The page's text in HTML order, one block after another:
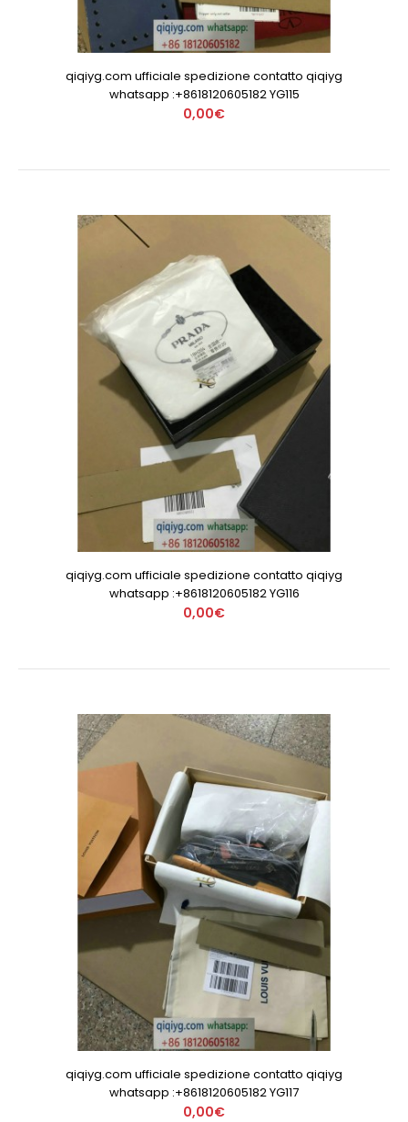
qiqiyg.com ufficiale spedizione contatto qiqiyg
whatsapp :+8618120605182 YG115
0,00€
qiqiyg.com ufficiale spedizione contatto qiqiyg
whatsapp :+8618120605182 YG116
0,00€
qiqiyg.com ufficiale spedizione contatto qiqiyg
whatsapp :+8618120605182 YG117
0,00€